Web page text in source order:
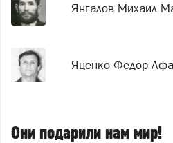
Янгалов Михаил
Яценко Федор
Они подарили нам мир!